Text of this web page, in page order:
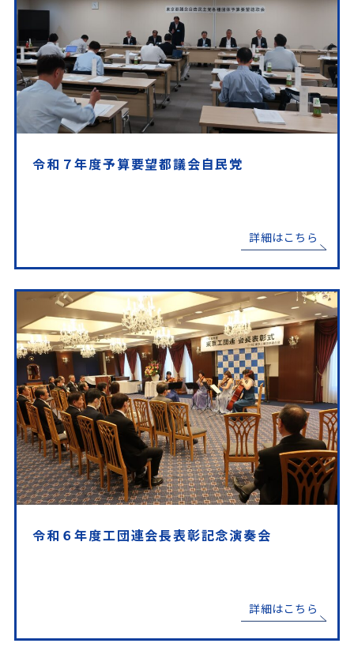
令和７年度予算要望都議会自民党
詳細はこちら
令和６年度工団連会長表彰記念演奏会
詳細はこちら